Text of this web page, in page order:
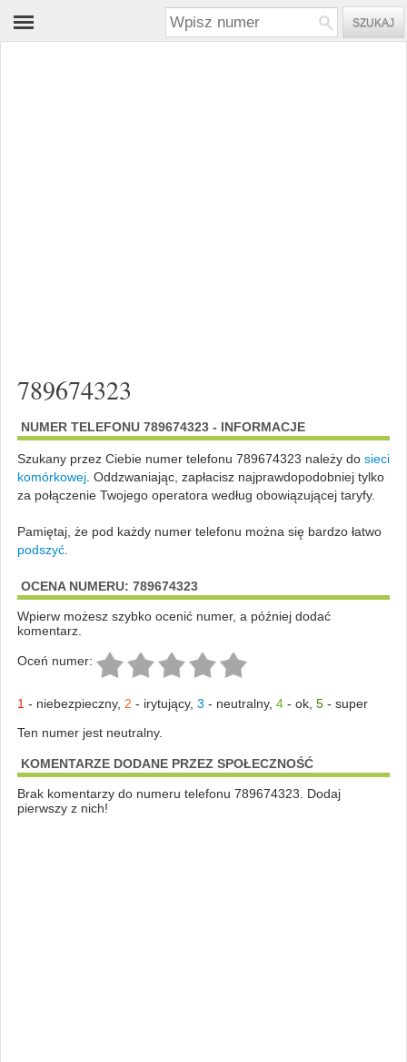
789674323
NUMER TELEFONU 789674323 - INFORMACJE
Szukany przez Ciebie numer telefonu 789674323 należy do sieci
komórkowej. Oddzwaniając, zapłacisz najprawdopodobniej tylko
za połączenie Twojego operatora według obowiązującej taryfy.
Pamiętaj, że pod każdy numer telefonu można się bardzo łatwo
podszyć.
OCENA NUMERU: 789674323
Wpierw możesz szybko ocenić numer, a później dodać
komentarz.
Oceń numer:
1 - niebezpieczny, 2 - irytujący, 3 - neutralny, 4- ok, 5- super
Ten numer jest neutralny.
KOMENTARZE DODANE PRZEZ SPOŁECZNOŚĆ
Brak komentarzy do numeru telefonu 789674323. Dodaj
pierwszy z nich!